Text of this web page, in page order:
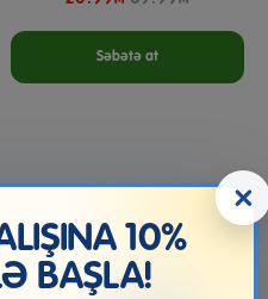
Səbətə at
×
10%
BAŞLA!